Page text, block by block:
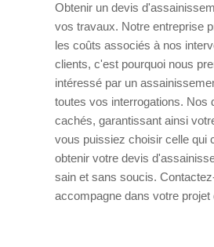
Obtenir un devis
vos travaux. Notre entreprise
les coûts associés à nos
clients, c'est pourquoi nous
intéressé par un
toutes vos interrogations. Nos
cachés, garantissant ainsi
vous puissiez choisir celle qui
obtenir votre devis
sain et sans soucis.
accompagne dans votre